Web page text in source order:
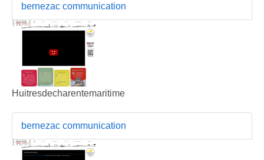
bernezac communication
Huitresdecharentemaritime
bernezac communication